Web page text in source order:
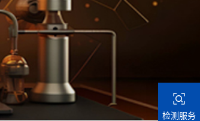
检测服务